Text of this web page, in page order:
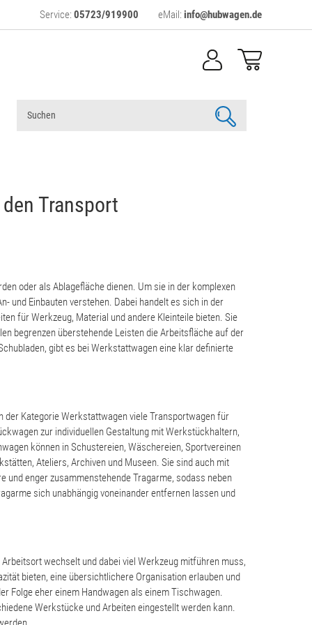
Service: 05723/919900 eMail: info@hubwagen.de
Transport
oder als Ablagefläche dienen. Um sie in der komplexen
und Einbauten verstehen. Dabei handelt es sich in der
für Werkzeug, Material und andere Kleinteile bieten. Sie
begrenzen überstehende Leisten die Arbeitsfläche auf der
gibt es bei Werkstattwagen eine klar definierte
der Kategorie Werkstattwagen viele Transportwagen für
zur individuellen Gestaltung mit Werkstückhaltern,
können in Schustereien, Wäschereien, Sportvereinen
Ateliers, Archiven und Museen. Sie sind auch mit
enger zusammenstehende Tragarme, sodass neben
sich unabhängig voneinander entfernen lassen und
wechselt und dabei viel Werkzeug mitführen muss,
bieten, eine übersichtlichere Organisation erlauben und
Folge eher einem Handwagen als einem Tischwagen.
Werkstücke und Arbeiten eingestellt werden kann.